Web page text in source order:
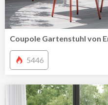
Coupole Gartenstuhl von
5446